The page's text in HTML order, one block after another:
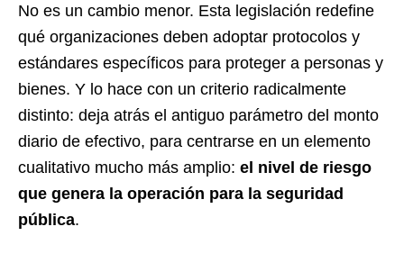
No es un cambio menor. Esta legislación redefine
qué organizaciones deben adoptar protocolos y
estándares específicos para proteger a personas y
bienes. Y lo hace con un criterio radicalmente
distinto: deja atrás el antiguo parámetro del monto
diario de efectivo, para centrarse en un elemento
cualitativo mucho más amplio: el nivel de riesgo
que genera la operación para la seguridad
pública.